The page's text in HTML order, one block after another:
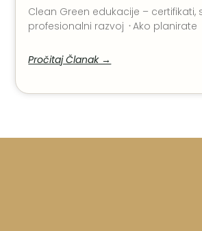
Clean Green edukacije – certifikati,
profesionalni razvoj ᠂ Ako planirate
Pročitaj Članak →